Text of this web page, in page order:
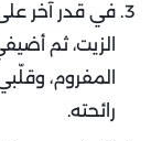
في قدر آخر
الزيت، ثم
المفروم،
رائحته.